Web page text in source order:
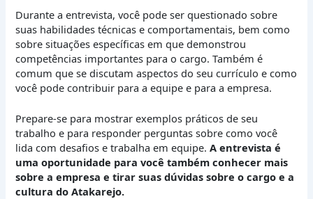
Durante a entrevista, você pode ser questionado sobre
suas habilidades técnicas e comportamentais, bem como
sobre situações específicas em que demonstrou
competências importantes para o cargo. Também é
comum que se discutam aspectos do seu currículo e como
você pode contribuir para a equipe e para a empresa.
Prepare-se para mostrar exemplos práticos de seu
trabalho e para responder perguntas sobre como você
lida com desafios e trabalha em equipe.A entrevista é
uma oportunidade para você também conhecer mais
sobre a empresa e tirar suas dúvidas sobre o cargo e a
cultura do Atakarejo.